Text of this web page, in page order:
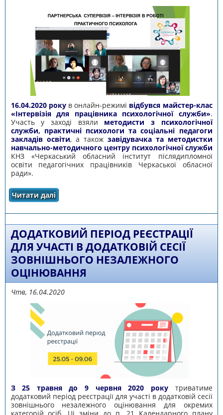
16.04.2020 рокув онлайн-режимі відбувся майстер-клас
«Інтервізія для працівника психологічної служби».
Участь у заході взяли методисти з психологічної
служби, практичні психологи та соціальні педагоги
закладів освіти, а також завідувачка та методистки
навчально-методичного центру психологічної служби
КНЗ «Черкаський обласний інститут післядипломної
освіти педагогічних працівників Черкаської обласної
ради».
Читати далі
ДЛЯ ПРАЦІВНИКА ПСИХОЛОГІЧНОЇ СЛУЖБИ»
ДОДАТКОВИЙ ПЕРІОД РЕЄСТРАЦІЇ
ДЛЯ УЧАСТІ В ДОДАТКОВІЙ СЕСІЇ
ЗОВНІШНЬОГО НЕЗАЛЕЖНОГО
ОЦІНЮВАННЯ
Чтв, 16.04.2020
З 25 травня до 9 червня 2020 рокутриватиме
додатковий період реєстрації для участі в додатковій сесії
зовнішнього незалежного оцінювання для окремих